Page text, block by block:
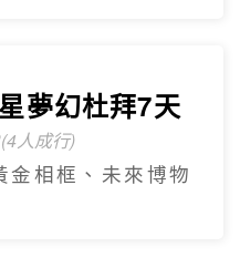
夢幻杜拜7天
人成行)
金相框、未來博物